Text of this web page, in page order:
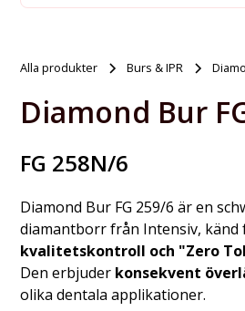
Alla produkter Burs & IPR
Diamond Bur
FG 258N/6
Diamond Bur FG 259/6 är en
diamantborr från Intensiv, känd
kvalitetskontroll och "Zero
Den erbjuder konsekvent
olika dentala applikationer.